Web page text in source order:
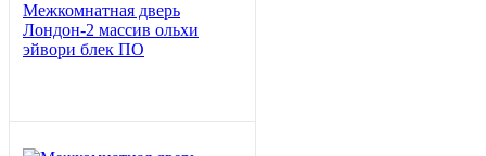
Межкомнатная дверь
Лондон-2 массив ольхи
эйвори блек ПО